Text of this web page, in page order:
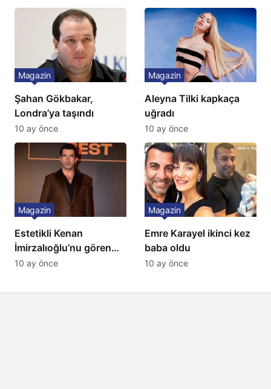
Çağla Şikel’den Şok
Gözünü 2 ilçeye dikti!
Şahan Gökbakar,
Londra’ya taşındı
Magazin
10 ay önce
Aleyna Tilki kapkaça
uğradı
Magazin
10 ay önce
Estetikli Kenan
İmirzalıoğlu’nu gören
tanıyamıyor: Son hali
Magazin
10 ay önce
Emre Karayel ikinci kez
baba oldu
Magazin
10 ay önce